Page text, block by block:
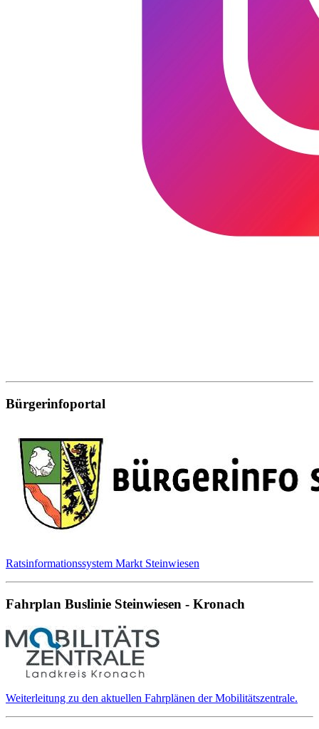
Bürgerinfoportal
Ratsinformationssystem Markt Steinwiesen
Fahrplan Buslinie Steinwiesen - Kronach
Weiterleitung zu den aktuellen Fahrplänen der Mobilitätszentrale.